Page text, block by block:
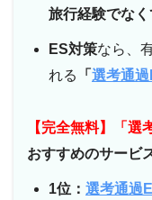
旅行経験でな
ES対策なら、
れる
「 選考通過
【完全無料】「選
おすすめのサービ
1位： 選考通過